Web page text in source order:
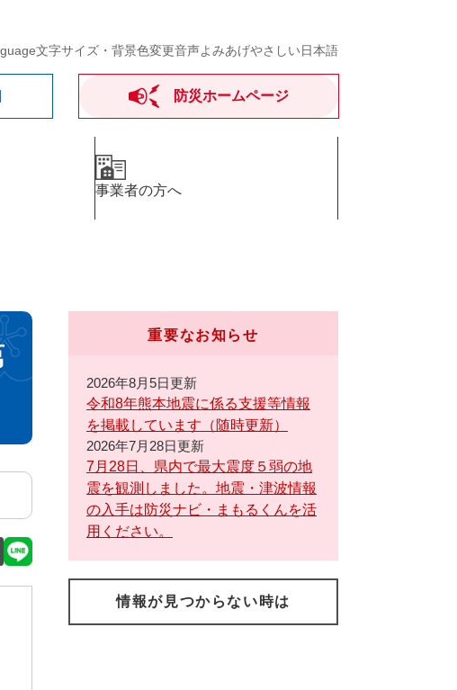
文字サイズ・背景色変更音声よみあげやさしい日本語
防災ホームページ
事業者の方へ
重要なお知らせ
2026年8月5日更新
令和8年熊本地震に係る支援等情報
を掲載しています（随時更新）
2026年7月28日更新
7月28日、県内で最大震度５弱の地
震を観測しました。地震・津波情報
の入手は防災ナビ・まもるくんを活
用ください。
情報が見つからない時は